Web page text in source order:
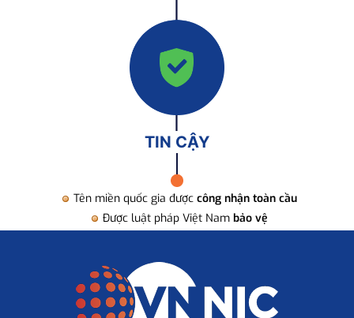
TIN CẬY
Tên miền quốc gia được công nhận toàn cầu
Được luật pháp Việt Nam bảo vệ